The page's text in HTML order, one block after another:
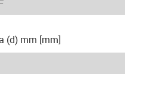
(d) mm [mm]